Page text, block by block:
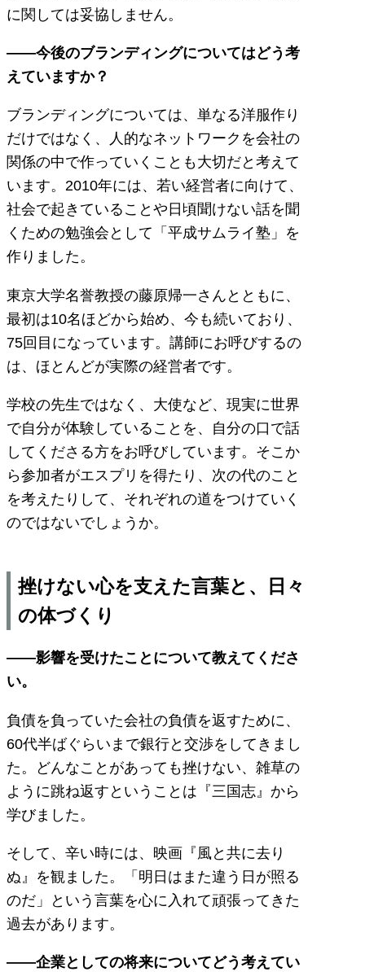
に関しては妥協しません。
——今後のブランディングについてはどう考
えていますか？
ブランディングについては、単なる洋服作り
だけではなく、人的なネットワークを会社の
関係の中で作っていくことも大切だと考えて
います。2010年には、若い経営者に向けて、
社会で起きていることや日頃聞けない話を聞
くための勉強会として「平成サムライ塾」を
作りました。
東京大学名誉教授の藤原帰一さんとともに、
最初は10名ほどから始め、今も続いており、
75回目になっています。講師にお呼びするの
は、ほとんどが実際の経営者です。
学校の先生ではなく、大使など、現実に世界
で自分が体験していることを、自分の口で話
してくださる方をお呼びしています。そこか
ら参加者がエスプリを得たり、次の代のこと
を考えたりして、それぞれの道をつけていく
のではないでしょうか。
挫けない心を支えた言葉と、日々
の体づくり
——影響を受けたことについて教えてくださ
い。
負債を負っていた会社の負債を返すために、
60代半ばぐらいまで銀行と交渉をしてきまし
た。どんなことがあっても挫けない、雑草の
ように跳ね返すということは『三国志』から
学びました。
そして、辛い時には、映画『風と共に去り
ぬ』を観ました。「明日はまた違う日が照る
のだ」という言葉を心に入れて頑張ってきた
過去があります。
——企業としての将来についてどう考えてい